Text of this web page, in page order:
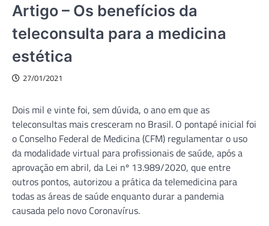
Artigo – Os benefícios da
teleconsulta para a medicina
estética
27/01/2021
Dois mil e vinte foi, sem dúvida, o ano em que as
teleconsultas mais cresceram no Brasil. O pontapé inicial foi
o Conselho Federal de Medicina (CFM) regulamentar o uso
da modalidade virtual para profissionais de saúde, após a
aprovação em abril, da Lei nº 13.989/2020, que entre
outros pontos, autorizou a prática da telemedicina para
todas as áreas de saúde enquanto durar a pandemia
causada pelo novo Coronavírus.